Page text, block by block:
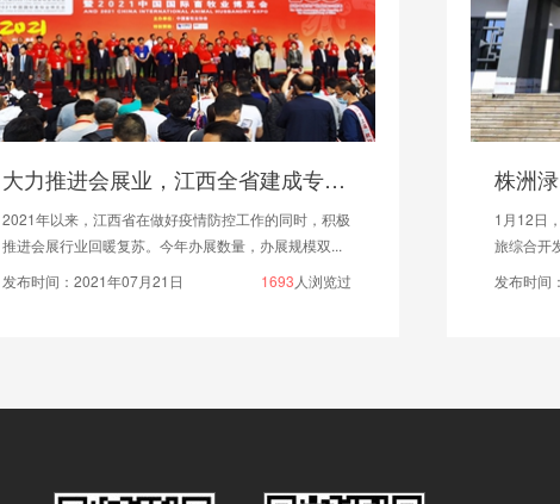
株洲渌口博物馆开馆!
1月12日，渌口博物馆正式开馆，该馆是杨得志故居文
旅综合开发项目的重要组成部分，也是渌口区第一座...
发布时间：2021年01月14日
1471 人浏览过
重磅!
11月28日
主办，山
发布时间